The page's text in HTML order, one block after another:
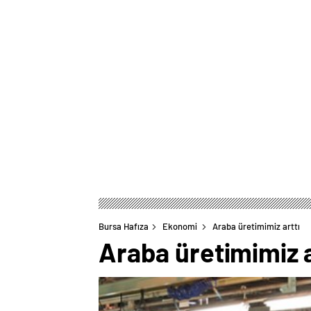
Bursa Hafıza Ekonomi Araba üretimimiz arttı
Araba üretimimiz